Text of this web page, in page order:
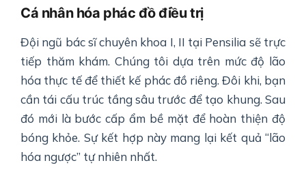
Cá nhân hóa phác đồ điều trị
Đội ngũ bác sĩ chuyên khoa I, II tại Pensilia sẽ trực
tiếp thăm khám. Chúng tôi dựa trên mức độ lão
hóa thực tế để thiết kế phác đồ riêng. Đôi khi, bạn
cần tái cấu trúc tầng sâu trước để tạo khung. Sau
đó mới là bước cấp ẩm bề mặt để hoàn thiện độ
bóng khỏe. Sự kết hợp này mang lại kết quả “lão
hóa ngược” tự nhiên nhất.